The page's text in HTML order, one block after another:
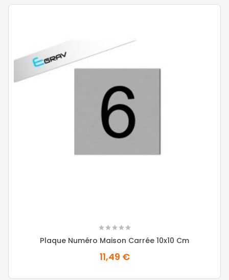
Plaque Numéro Maison Carrée 10x10 Cm
11,49 €